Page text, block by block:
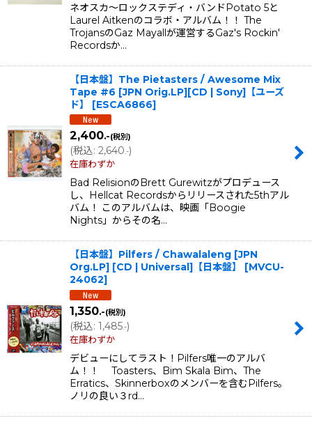
ネオスカ〜ロックステディ・バンドPotato 5と
Laurel Aitkenのコラボ・アルバム！！ The
TrojansのGaz Mayallが運営するGaz's Rockin'
Recordsか…
【日本盤】The Pietasters / Awesome Mix
Tape #6 [JPN Orig.LP][CD | Sony]【ユーズ
ド】
[ESCA6866]
2,400.-(税別)
(税込: 2,640.-)
在庫わずか
Bad RelisionのBrett Gurewitzがプロデュース
し、Hellcat Recordsからリリースされた5thアル
バム！ このアルバムは、映画「Boogie
Nights」からその名…
【日本盤】Pilfers / Chawalaleng [JPN
Org.LP] [CD | Universal]【日本盤】
[MVCU-
24062]
1,350.-(税別)
(税込: 1,485.-)
在庫わずか
デビューにしてラスト！Pilfers唯一のアルバ
ム！！ Toasters、Bim Skala Bim、The
Erratics、Skinnerboxのメンバーを含むPilfers。
ノリの良い３rd…